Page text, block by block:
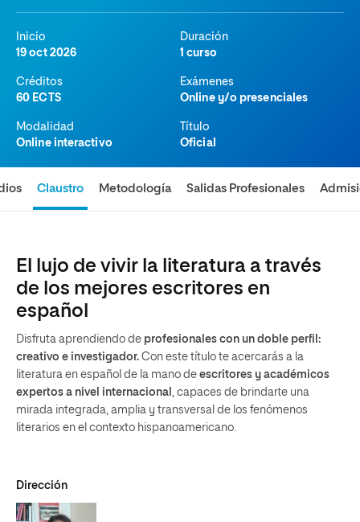
Inicio
19 oct 2026
Duración
1 curso
Créditos
60 ECTS
Exámenes
Online y/o presenciales
Modalidad
Online interactivo
Título
Oficial
Claustro Metodología Salidas Profesionales
El lujo de vivir la literatura a través
de los mejores escritores en
español
Disfruta aprendiendo de profesionales con un doble perfil:
creativo e investigador. Con este título te acercarás a la
literatura en español de la mano de escritores y académicos
expertos a nivel internacional , capaces de brindarte una
mirada integrada, amplia y transversal de los fenómenos
literarios en el contexto hispanoamericano.
Dirección